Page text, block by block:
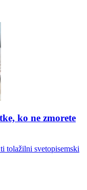
ko ne zmorete
tolažilni svetopisemski